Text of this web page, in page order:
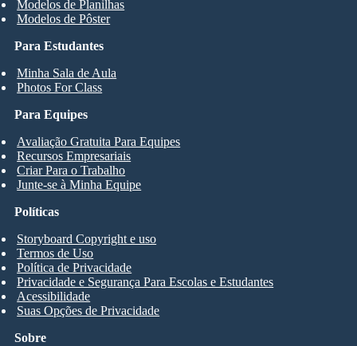
Para Estudantes
Minha Sala de Aula
Photos For Class
Modelos de Planilhas
Modelos de Pôster
Para Equipes
Avaliação Gratuita Para Equipes
Recursos Empresariais
Criar Para o Trabalho
Junte-se à Minha Equipe
Sobre
Políticas
Storyboard Copyright e uso
Termos de Uso
Política de Privacidade
Privacidade e Segurança Para Escolas e Estudantes
Acessibilidade
Suas Opções de Privacidade